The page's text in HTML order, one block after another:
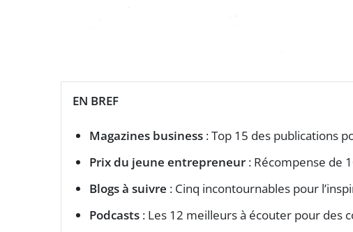
EN BREF
Magazines business : Top 15 des publications
Prix du jeune entrepreneur : Récompense de
Blogs à suivre : Cinq incontournables pour
Podcasts : Les 12 meilleurs à écouter pour des